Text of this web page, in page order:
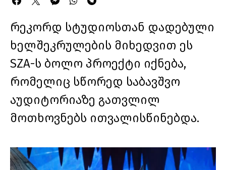
რეკორდ სტუდიოსთან დადებული
ხელშეკრულების მიხედვით ეს
SZA-ს ბოლო პროექტი იქნება,
რომელიც სწორედ საბავშვო
აუდიტორიაზე გათვლილ
მოთხოვნებს ითვალისწინებდა.